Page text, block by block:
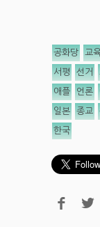
공화당 교
서평 선거
애플 언론
일본 종교
한국